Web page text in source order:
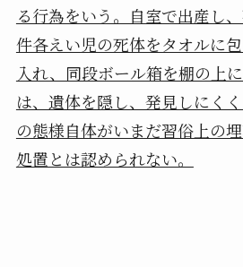
る行為をいう。自室で出産し
件各えい児の死体をタオルに
入れ、同段ボール箱を棚の上
は、遺体を隠し、発見しにく
の態様自体がいまだ習俗上の
処置とは認められない。